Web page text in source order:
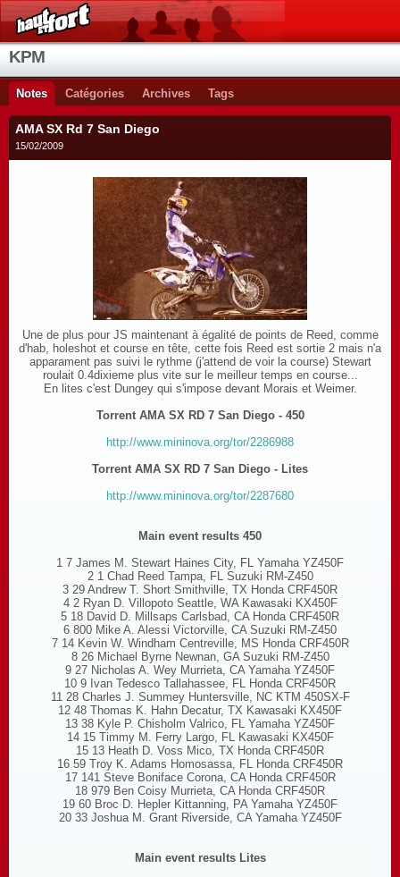
KPM
Notes Catégories Archives Tags
AMA SX Rd 7 San Diego
15/02/2009
Une de plus pour JS maintenant à égalité de points de Reed, comme
d'hab, holeshot et course en tête, cette fois Reed est sortie 2 mais n'a
apparament pas suivi le rythme (j'attend de voir la course) Stewart
roulait 0.4dixieme plus vite sur le meilleur temps en course...
En lites c'est Dungey qui s'impose devant Morais et Weimer.
Torrent AMA SX RD 7 San Diego - 450
http://www.mininova.org/tor/2286988
Torrent AMA SX RD 7 San Diego - Lites
http://www.mininova.org/tor/2287680
Main event results 450
1 7 James M. Stewart Haines City, FL Yamaha YZ450F
2 1 Chad Reed Tampa, FL Suzuki RM-Z450
3 29 Andrew T. Short Smithville, TX Honda CRF450R
4 2 Ryan D. Villopoto Seattle, WA Kawasaki KX450F
5 18 David D. Millsaps Carlsbad, CA Honda CRF450R
6 800 Mike A. Alessi Victorville, CA Suzuki RM-Z450
7 14 Kevin W. Windham Centreville, MS Honda CRF450R
8 26 Michael Byrne Newnan, GA Suzuki RM-Z450
9 27 Nicholas A. Wey Murrieta, CA Yamaha YZ450F
10 9 Ivan Tedesco Tallahassee, FL Honda CRF450R
11 28 Charles J. Summey Huntersville, NC KTM 450SX-F
12 48 Thomas K. Hahn Decatur, TX Kawasaki KX450F
13 38 Kyle P. Chisholm Valrico, FL Yamaha YZ450F
14 15 Timmy M. Ferry Largo, FL Kawasaki KX450F
15 13 Heath D. Voss Mico, TX Honda CRF450R
16 59 Troy K. Adams Homosassa, FL Honda CRF450R
17 141 Steve Boniface Corona, CA Honda CRF450R
18 979 Ben Coisy Murrieta, CA Honda CRF450R
19 60 Broc D. Hepler Kittanning, PA Yamaha YZ450F
20 33 Joshua M. Grant Riverside, CA Yamaha YZ450F
Main event results Lites